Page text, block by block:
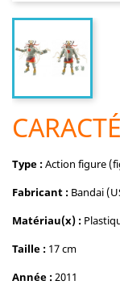
Type :Action figure
Fabricant : Bandai
Matériau(x) :
Taille : 17 cm
Année :2011